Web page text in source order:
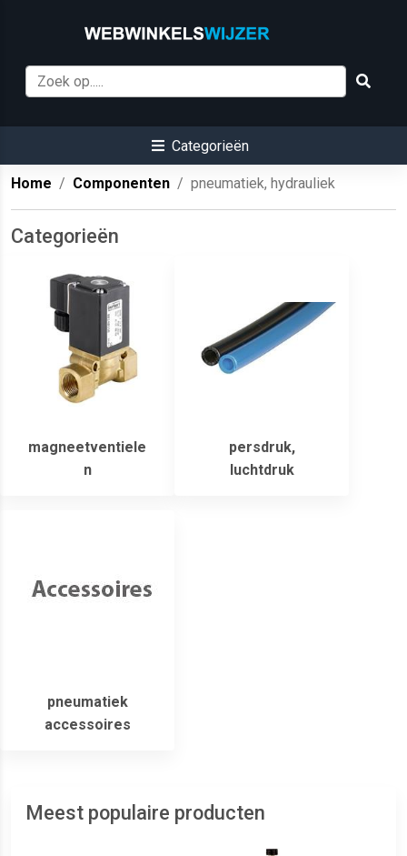
Categorieën
Home Componenten pneumatiek, hydrauliek
Categorieën
magneetventiele
n
persdruk,
luchtdruk
pneumatiek
accessoires
Meest populaire producten